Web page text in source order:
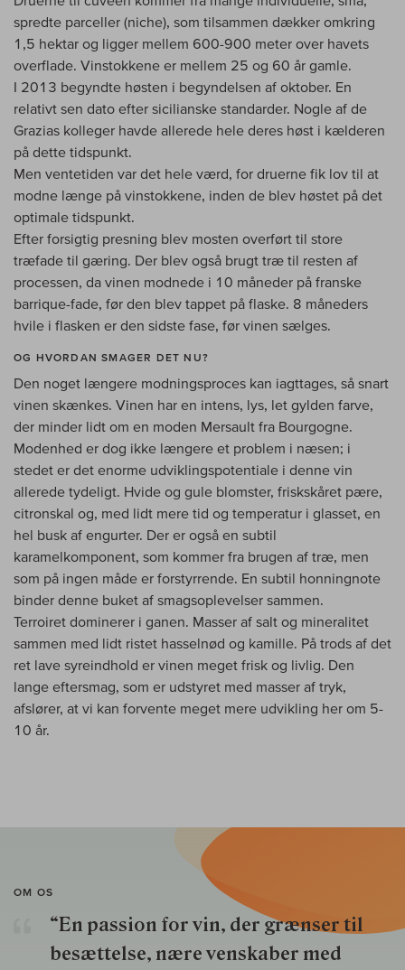
spredte parceller (niche), som tilsammen dækker omkring
1,5 hektar og ligger mellem 600-900 meter over havets
overflade. Vinstokkene er mellem 25 og 60 år gamle.
I 2013 begyndte høsten i begyndelsen af oktober. En
relativt sen dato efter sicilianske standarder. Nogle af de
Grazias kolleger havde allerede hele deres høst i kælderen
på dette tidspunkt.
Men ventetiden var det hele værd, for druerne fik lov til at
modne længe på vinstokkene, inden de blev høstet på det
optimale tidspunkt.
Efter forsigtig presning blev mosten overført til store
træfade til gæring. Der blev også brugt træ til resten af
processen, da vinen modnede i 10 måneder på franske
barrique-fade, før den blev tappet på flaske. 8 måneders
hvile i flasken er den sidste fase, før vinen sælges.
OG HVORDAN SMAGER DET NU?
Den noget længere modningsproces kan iagttages, så snart
vinen skænkes. Vinen har en intens, lys, let gylden farve,
der minder lidt om en moden Mersault fra Bourgogne.
Modenhed er dog ikke længere et problem i næsen; i
stedet er det enorme udviklingspotentiale i denne vin
allerede tydeligt. Hvide og gule blomster, friskskåret pære,
citronskal og, med lidt mere tid og temperatur i glasset, en
hel busk af engurter. Der er også en subtil
karamelkomponent, som kommer fra brugen af træ, men
som på ingen måde er forstyrrende. En subtil honningnote
binder denne buket af smagsoplevelser sammen.
Terroiret dominerer i ganen. Masser af salt og mineralitet
sammen med lidt ristet hasselnød og kamille. På trods af det
ret lave syreindhold er vinen meget frisk og livlig. Den
lange eftersmag, som er udstyret med masser af tryk,
afslører, at vi kan forvente meget mere udvikling her om 5-
10 år.
OM OS
“En passion for vin, der grænser til
besættelse, nære venskaber med